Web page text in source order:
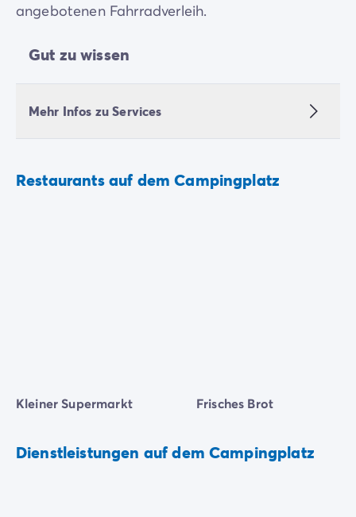
angebotenen Fahrradverleih.
Gut zu wissen
Mehr Infos zu Services
Restaurants auf dem Campingplatz
Kleiner Supermarkt Frisches Brot
Dienstleistungen auf dem Campingplatz